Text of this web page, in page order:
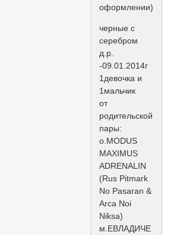
оформлении)
черные с
серебром
д.р.
-09.01.2014г
1девочка и
1мальчик
от
родительской
пары:
о.MODUS
MAXIMUS
ADRENALIN
(Rus Pitmark
No Pasaran &
Arca Noi
Niksa)
м.ЕВЛАДИЧЕ